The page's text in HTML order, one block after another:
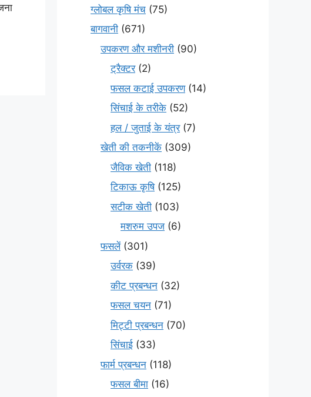
ग्लोबल कृषि मंच (75)
बागवानी (671)
उपकरण और मशीनरी (90)
ट्रैक्टर(2)
फसल कटाई उपकरण(14)
सिंचाई के तरीके (52)
हल / जुताई के यंत्र(7)
खेती की तकनीकें (309)
जैविक खेती (118)
टिकाऊ कृषि(125)
सटीक खेती (103)
मशरुम उपज (6)
फसलें(301)
उर्वरक (39)
कीट प्रबन्धन (32)
फसल चयन (71)
मि‌ट्टी प्रबन्धन (70)
सिंचाई (33)
फार्म प्रबन्धन (118)
फसल बीमा (16)